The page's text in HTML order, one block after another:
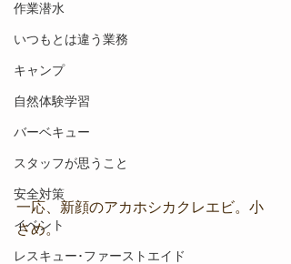
作業潜水
いつもとは違う業務
キャンプ
自然体験学習
バーベキュー
スタッフが思うこと
安全対策
イベント
レスキュー･ファーストエイド
一応、新顔のアカホシカクレエビ。小
さめ。